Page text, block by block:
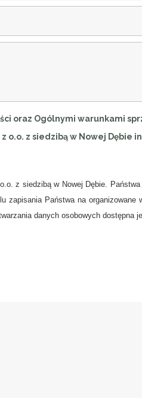
oraz Ogólnymi warunkami
o.o. z siedzibą w Nowej
z siedzibą w Nowej Dębie.
zapisania Państwa na organizowane
danych osobowych dostępna